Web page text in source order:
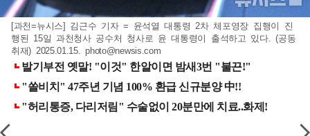
[과천=뉴시스] 김근수 기자 = 윤석열 대통령 2차 체포영장 집행이 진
행된 15일 과천청사 공수처 청사로 윤 대통령이 출석하고 있다. (공동
취재) 2025.01.15.photo@newsis.com